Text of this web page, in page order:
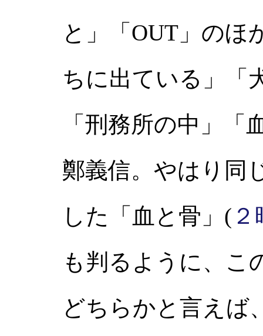
と」「OUT」のほ
ちに出ている」「
「刑務所の中」
鄭義信。やはり同
した「血と骨」(
も判るように、こ
どちらかと言えば